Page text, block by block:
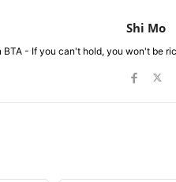
Shi Mo
BTA - If you can't hold, you won't be